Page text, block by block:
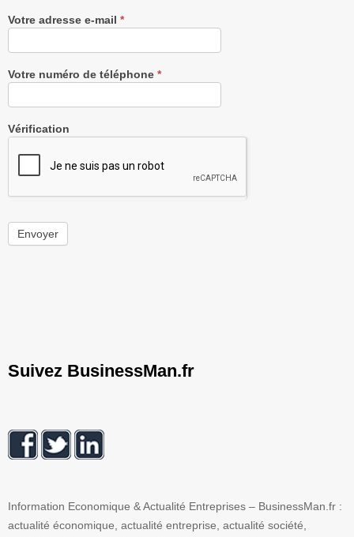
Votre adresse e-mail *
Votre numéro de téléphone *
Vérification
Envoyer
Suivez BusinessMan.fr
Information Economique & Actualité Entreprises – BusinessMan.fr :
actualité économique, actualité entreprise, actualité société,